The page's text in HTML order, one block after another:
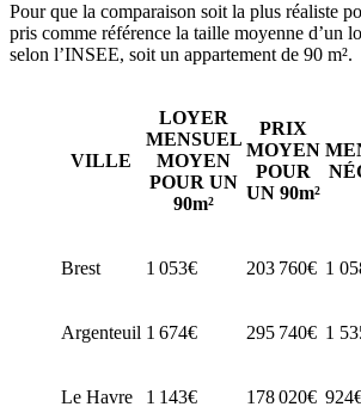
Pour que la comparaison soit la plus réaliste
pris comme référence la taille moyenne d’un
selon l’INSEE, soit un appartement de 90 m².
VILLE
LOYER
MENSUEL
MOYEN
POUR UN
90m²
PRIX
MOYEN
POUR
UN 90m²
Brest 1 053€ 203 760€ 1
Argenteuil 1 674€ 295 740€ 1
Le Havre 1 143€ 178 020€